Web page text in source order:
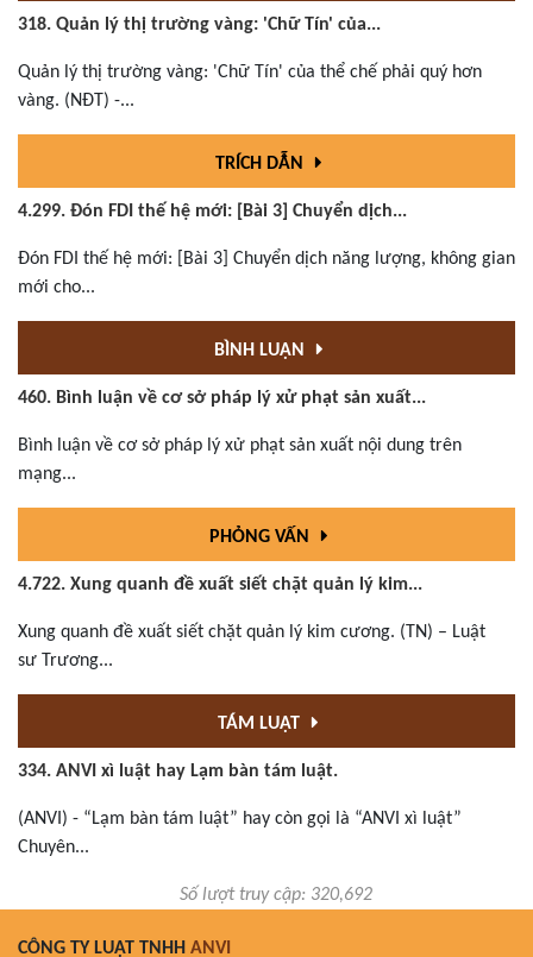
318. Quản lý thị trường vàng: 'Chữ Tín' của...
Quản lý thị trường vàng: 'Chữ Tín' của thể chế phải quý hơn
vàng. (NĐT) -...
TRÍCH DẪN
4.299. Đón FDI thế hệ mới: [Bài 3] Chuyển dịch...
Đón FDI thế hệ mới: [Bài 3] Chuyển dịch năng lượng, không gian
mới cho...
BÌNH LUẬN
460. Bình luận về cơ sở pháp lý xử phạt sản xuất...
Bình luận về cơ sở pháp lý xử phạt sản xuất nội dung trên
mạng...
PHỎNG VẤN
4.722. Xung quanh đề xuất siết chặt quản lý kim...
Xung quanh đề xuất siết chặt quản lý kim cương. (TN) – Luật
sư Trương...
TÁM LUẬT
334. ANVI xì luật hay Lạm bàn tám luật.
(ANVI) - “Lạm bàn tám luật” hay còn gọi là “ANVI xì luật”
Chuyên...
Số lượt truy cập: 320,692
CÔNG TY LUẬT TNHH ANVI